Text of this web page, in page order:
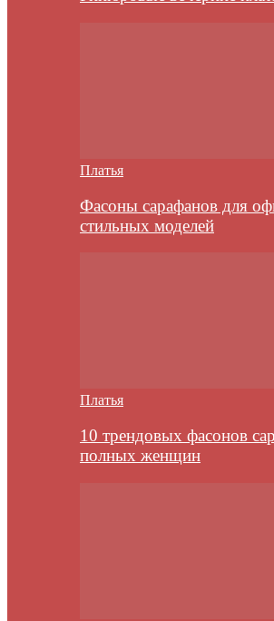
Платья
Фасоны сарафанов для
стильных моделей
Платья
10 трендовых фасонов
полных женщин